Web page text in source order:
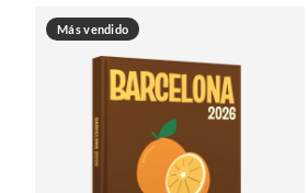
Más vendido